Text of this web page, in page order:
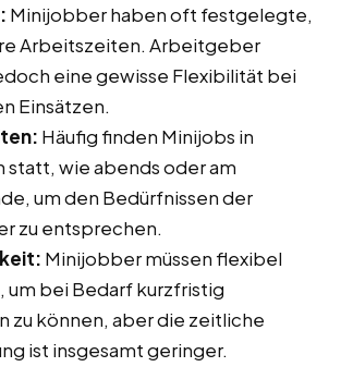
Minijobber haben oft festgelegte,
Arbeitszeiten. Arbeitgeber
eine gewisse Flexibilität bei
Einsätzen.
Häufig finden Minijobs in
statt, wie abends oder am
um den Bedürfnissen der
zu entsprechen.
Minijobber müssen flexibel
um bei Bedarf kurzfristig
zu können, aber die zeitliche
ist insgesamt geringer.